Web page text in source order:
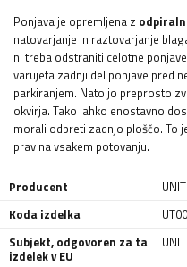
Ponjava je opremljena z
natovarjanje in raztovarjanje
ni treba odstraniti celotne
varujeta zadnji del ponjave pred
parkiranjem. Nato jo preprosto
okvirja. Tako lahko enostavno
morali odpreti zadnjo ploščo. To
prav na vsakem potovanju.
Producent
Koda izdelka
Subjekt, odgovoren za ta
izdelek v EU